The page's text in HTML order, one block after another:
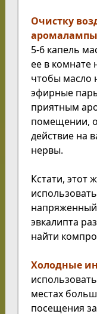
Очистку
5-6 капель
ее в комнате
чтобы масло
эфирные
приятным
помещении,
действие на
нервы.
Кстати, этот
эвкалипта
найти
Холодные
местах
посещения